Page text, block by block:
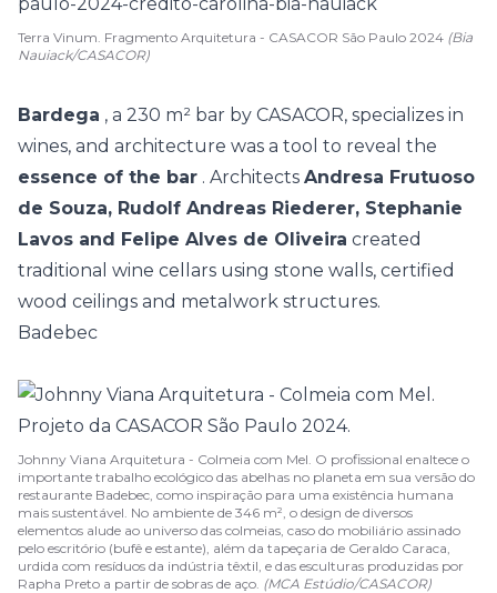
Terra Vinum. Fragmento Arquitetura - CASACOR São Paulo 2024 (Bia
Nauiack/CASACOR)
Bardega , a 230 m² bar by CASACOR, specializes in
wines, and architecture was a tool to reveal the
essence of the bar . Architects Andresa Frutuoso
de Souza, Rudolf Andreas Riederer, Stephanie
Lavos and Felipe Alves de Oliveira created
traditional wine cellars using stone walls, certified
wood ceilings and metalwork structures.
Badebec
Johnny Viana Arquitetura - Colmeia com Mel. O profissional enaltece o
importante trabalho ecológico das abelhas no planeta em sua versão do
restaurante Badebec, como inspiração para uma existência humana
mais sustentável. No ambiente de 346 m², o design de diversos
elementos alude ao universo das colmeias, caso do mobiliário assinado
pelo escritório (bufê e estante), além da tapeçaria de Geraldo Caraca,
urdida com resíduos da indústria têxtil, e das esculturas produzidas por
Rapha Preto a partir de sobras de aço. (MCA Estúdio/CASACOR)